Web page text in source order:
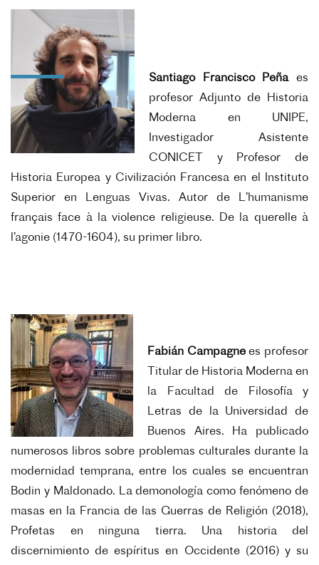
Santiago Francisco Peñaes
profesor Adjunto de Historia
Moderna en UNIPE,
Investigador Asistente
CONICET y Profesor de
Historia Europea y Civilización Francesa en el Instituto
Superior en Lenguas Vivas. Autor de L’humanisme
français face à la violence religieuse. De la querelle à
l’agonie (1470-1604), su primer libro.
Fabián Campagnees profesor
Titular de Historia Moderna en
la Facultad de Filosofía y
Letras de la Universidad de
Buenos Aires. Ha publicado
numerosos libros sobre problemas culturales durante la
modernidad temprana, entre los cuales se encuentran
Bodin y Maldonado. La demonología como fenómeno de
masas en la Francia de las Guerras de Religión (2018),
Profetas en ninguna tierra. Una historia del
discernimiento de espíritus en Occidente (2016) y su